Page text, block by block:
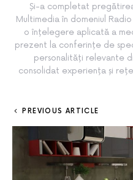
Și-a completat
Multimedia în domeniul
o înțelegere aplicată a
prezent la conferințe de
personalități relevante
consolidat experiența și
PREVIOUS ARTICLE